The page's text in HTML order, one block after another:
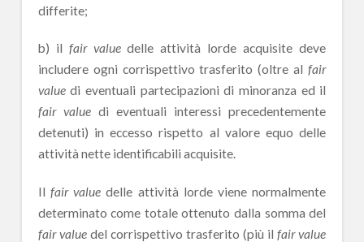
differite;
b) il fair valuedelle attività lorde acquisite deve
includere ogni corrispettivo trasferito (oltre alfair
valuedi eventuali partecipazioni di minoranza ed il
fair valuedi eventuali interessi precedentemente
detenuti) in eccesso rispetto al valore equo delle
attività nette identificabili acquisite.
Ilfair value delle attività lorde viene normalmente
determinato come totale ottenuto dalla somma del
fair valuedel corrispettivo trasferito (più ilfair value